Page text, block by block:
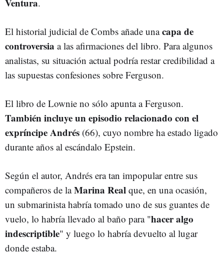
Ventura.
El historial judicial de Combs añade unacapa de
controversia a las afirmaciones del libro. Para algunos
analistas, su situación actual podría restar credibilidad a
las supuestas confesiones sobre Ferguson.
El libro de Lownie no sólo apunta a Ferguson.
También incluye un episodio relacionado con el
expríncipe Andrés (66), cuyo nombre ha estado ligado
durante años al escándalo Epstein.
Según el autor, Andrés era tan impopular entre sus
compañeros de laMarina Real que, en una ocasión,
un submarinista habría tomado uno de sus guantes de
vuelo, lo habría llevado al baño para "hacer algo
indescriptible" y luego lo habría devuelto al lugar
donde estaba.